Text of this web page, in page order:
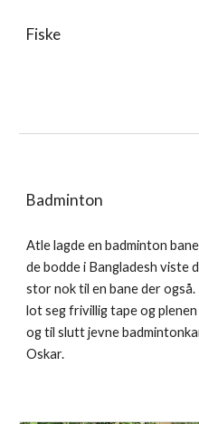
Fiske
Badminton
Atle lagde en badminton
de bodde i Bangladesh viste
stor nok til en bane der også.
lot seg frivillig tapeog
og til slutt jevne
Oskar.